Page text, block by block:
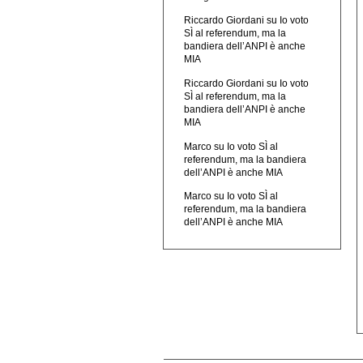
Riccardo Giordani su Io voto
SÌ al referendum, ma la
bandiera dell’ANPI è anche
MIA
Riccardo Giordani su Io voto
SÌ al referendum, ma la
bandiera dell’ANPI è anche
MIA
Marcosu Io voto SÌ al
referendum, ma la bandiera
dell’ANPI è anche MIA
Marcosu Io voto SÌ al
referendum, ma la bandiera
dell’ANPI è anche MIA